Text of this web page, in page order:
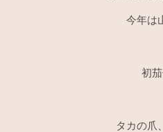
今年は
初
タカの爪